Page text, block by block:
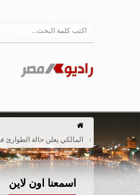
المالكي يعلن حالة
اسمعنا اون لاين